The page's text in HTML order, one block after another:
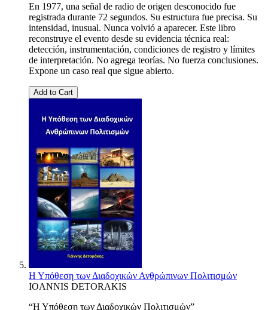
En 1977, una señal de radio de origen desconocido fue
registrada durante 72 segundos. Su estructura fue precisa. Su
intensidad, inusual. Nunca volvió a aparecer. Este libro
reconstruye el evento desde su evidencia técnica real:
detección, instrumentación, condiciones de registro y límites
de interpretación. No agrega teorías. No fuerza conclusiones.
Expone un caso real que sigue abierto.
Add to Cart
Η Υπόθεση των Διαδοχικών Ανθρώπινων Πολιτισμών
IOANNIS DETORAKIS
“Η Υπόθεση των Διαδοχικών Πολιτισμών”